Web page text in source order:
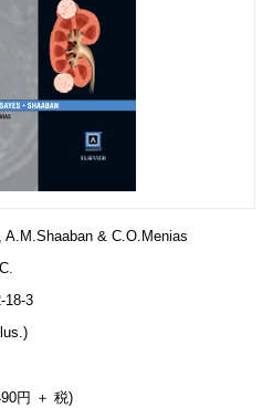
& C.O.Menias
18-3
円 ＋ 税)